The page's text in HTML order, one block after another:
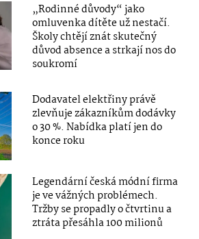
„Rodinné důvody“ jako
omluvenka dítěte už nestačí.
Školy chtějí znát skutečný
důvod absence a strkají nos do
soukromí
Dodavatel elektřiny právě
zlevňuje zákazníkům dodávky
o 30 %. Nabídka platí jen do
konce roku
Legendární česká módní firma
je ve vážných problémech.
Tržby se propadly o čtvrtinu a
ztráta přesáhla 100 milionů